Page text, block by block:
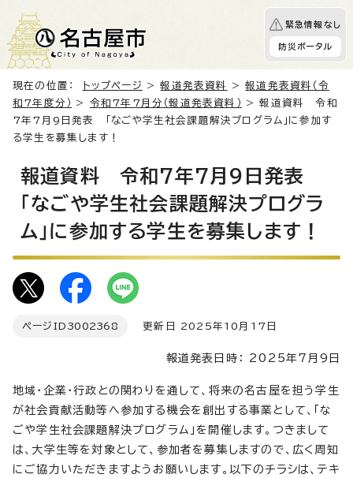
緊急情報なし
防災ポータル
現在の位置： トップページ >報道発表資料 >報道発表資料（令
和7年度分）
> 令和7年7月分（報道発表資料）
> 報道資料 令和
7年7月9日発表 「なごや学生社会課題解決プログラム」に参加す
る学生を募集します！
報道資料 令和7年7月9日発表
「なごや学生社会課題解決プログラ
ム」に参加する学生を募集します！
ページID 3002368 更新日 2025年10月17日
報道発表日時： 2025年7月9日
地域・企業・行政との関わりを通して、将来の名古屋を担う学生
が社会貢献活動等へ参加する機会を創出する事業として、「な
ごや学生社会課題解決プログラム」を開催します。つきまして
は、大学生等を対象として、参加者を募集しますので、広く周知
にご協力いただきますようお願いします。以下のチラシは、テキ